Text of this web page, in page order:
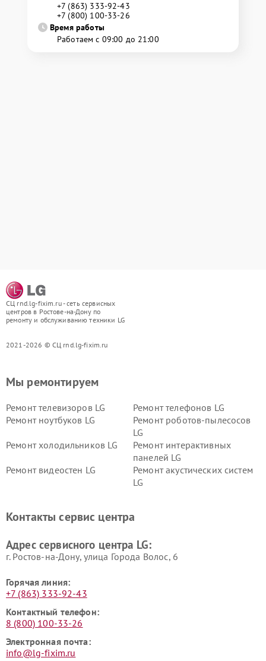
+7 (863) 333-92-43
+7 (800) 100-33-26
Время работы
Работаем с 09:00 до 21:00
СЦ rnd.lg-fixim.ru - сеть сервисных
центров в Ростове-на-Дону по
ремонту и обслуживанию техники LG
2021-2026 © СЦ rnd.lg-fixim.ru
Мы ремонтируем
Ремонт телевизоров LG
Ремонт телефонов LG
Ремонт ноутбуков LG
Ремонт роботов-пылесосов
LG
Ремонт холодильников LG
Ремонт интерактивных
панелей LG
Ремонт видеостен LG
Ремонт акустических систем
LG
Ремонт морозильных камер
Ремонт вертикальных
Контакты сервис центра
Адрес сервисного центра LG:
г. Ростов-на-Дону, улица Города Волос, 6
Горячая линия:
+7 (863) 333-92-43
Контактный телефон:
8 (800) 100-33-26
Электронная почта:
info@lg-fixim.ru